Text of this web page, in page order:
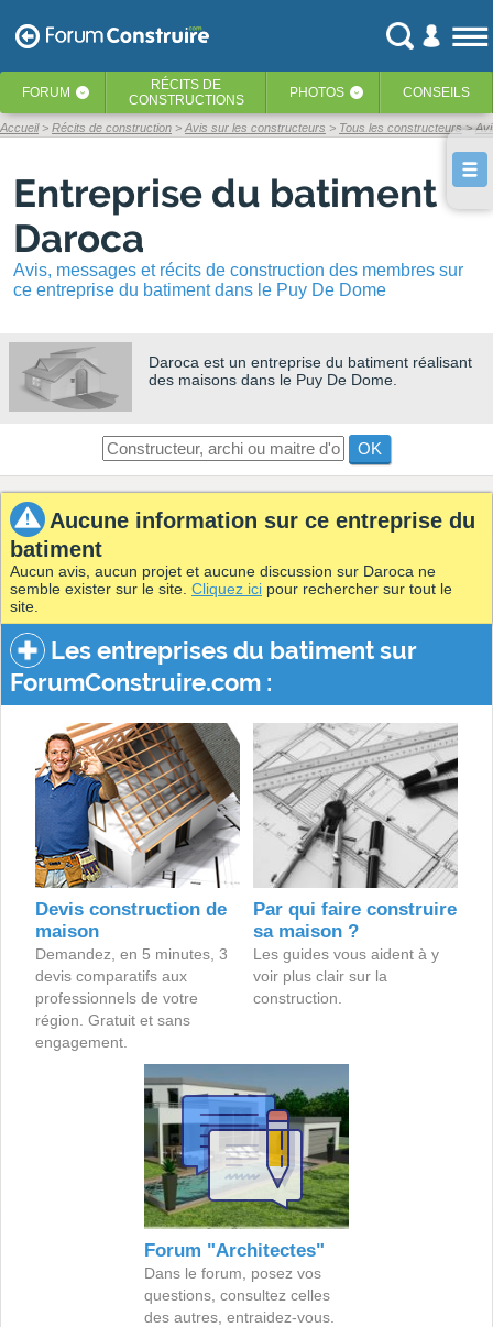
FORUM ‹ RÉCITS DE
CONSTRUCTIONS
PHOTOS ‹ CONSEILS
Accueil Récits de construction Avis sur les constructeurs Tous les constructeurs
Entreprise du batiment
Daroca
Avis, messages et récits de construction des membres sur
ce entreprise du batiment dans le Puy De Dome
Daroca est un entreprise du batiment réalisant
des maisons dans le Puy De Dome.
OK
Aucune information sur ce entreprise du
batiment
Aucun avis, aucun projet et aucune discussion sur Daroca ne
semble exister sur le site. Cliquez ici pour rechercher sur tout le
site.
Les entreprises du batiment sur
ForumConstruire.com :
Devis construction de
maison
Demandez, en 5 minutes, 3
devis comparatifs aux
professionnels de votre
région. Gratuit et sans
engagement.
Par qui faire construire
sa maison ?
Les guides vous aident à y
voir plus clair sur la
construction.
Forum "Architectes"
Dans le forum, posez vos
questions, consultez celles
des autres, entraidez-vous.